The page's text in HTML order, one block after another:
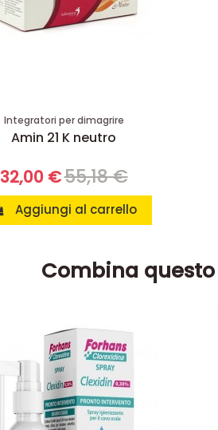
Integratori per dimagrire
Amin 21 K neutro
32,00 €55,18 €
Aggiungi al carrello
Combina